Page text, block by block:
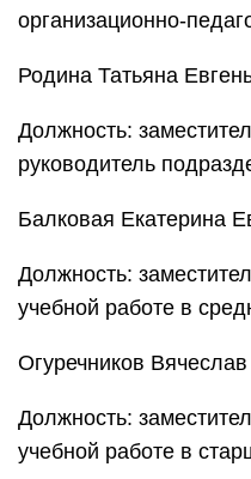
организационно-
Родина Татьяна
Должность:
руководитель
Балковая Екатерина
Должность:
учебной работе в
Огуречников
Должность:
учебной работе в